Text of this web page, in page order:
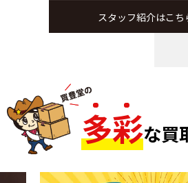
スタッフ紹介はこち
多彩な買